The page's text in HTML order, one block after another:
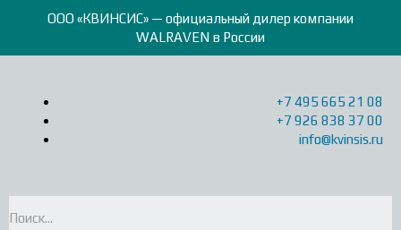
ООО «КВИНСИС» — официальный дилер компании
WALRAVEN в России
+7 495 665 21 08
+7 926 838 37 00
info@kvinsis.ru